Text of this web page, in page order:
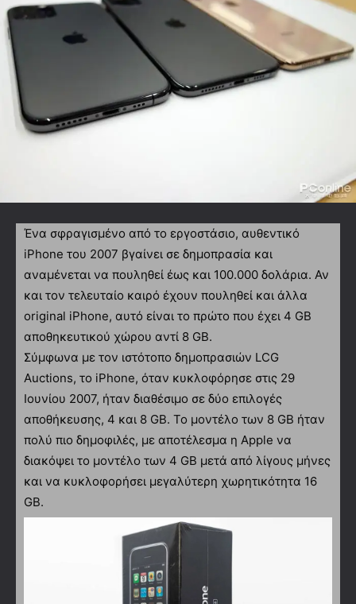
Ένα σφραγισμένο από το εργοστάσιο, αυθεντικό
iPhone του 2007 βγαίνει σε δημοπρασία και
αναμένεται να πουληθεί έως και 100.000 δολάρια. Αν
και τον τελευταίο καιρό έχουν πουληθεί και άλλα
οriginal iPhone, αυτό είναι το πρώτο που έχει 4 GB
αποθηκευτικού χώρου αντί 8 GB.
Σύμφωνα με τον ιστότοπο δημοπρασιών LCG
Auctions, το iPhone, όταν κυκλοφόρησε στις 29
Ιουνίου 2007, ήταν διαθέσιμο σε δύο επιλογές
αποθήκευσης, 4 και 8 GB. Το μοντέλο των 8 GB ήταν
πολύ πιο δημοφιλές, με αποτέλεσμα η Apple να
διακόψει το μοντέλο των 4 GB μετά από λίγους μήνες
και να κυκλοφορήσει μεγαλύτερη χωρητικότητα 16
GB.